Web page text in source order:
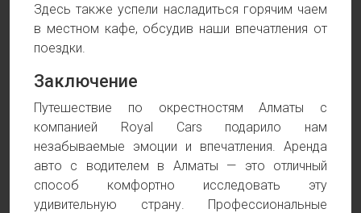
Здесь также успели насладиться горячим чаем
в местном кафе, обсудив наши впечатления от
поездки.
Заключение
Путешествие по окрестностям Алматы с
компанией Royal Cars подарило нам
незабываемые эмоции и впечатления. Аренда
авто с водителем в Алматы — это отличный
способ комфортно исследовать эту
удивительную страну. Профессиональные